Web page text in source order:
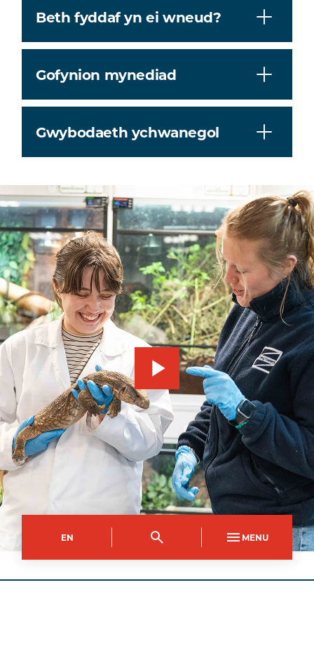
EN MENU
Beth fyddaf yn ei wneud?
Gofynion mynediad
Gwybodaeth ychwanegol